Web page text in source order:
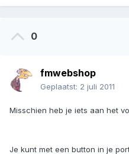
0
fmwebshop
Geplaatst: 2 juli 2011
Misschien heb je iets aan het
Je kunt met een button in je